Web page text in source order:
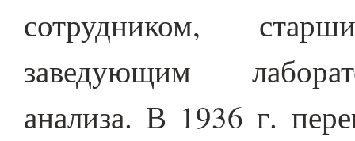
сотрудником,
заведующим
анализа. В 1936 г.